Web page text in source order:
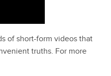
of short-form videos that
truths. For more